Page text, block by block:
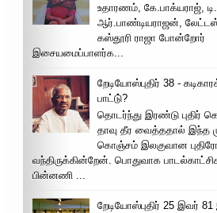
உதாரணம், கே.பாக்யராஜ்,
ஆர்.பாண்டியராஜன்,
கஸ்தூரி ராஜா போன்றோர்
இசையமைப்பாளர்க...
றேடியோஸ்புதிர் 38 -
பாட்டு்?
தொடர்ந்து இரண்டு புதிர்
தாவு தீர வைத்ததால் இந்த
கொஞ்சம் இலகுவான
வந்திருக்கின்றேன். பொதுவாக
பின்னணி ...
றேடியோஸ்புதிர் 25 இவர்